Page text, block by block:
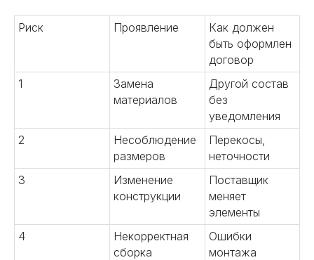
Риск Проявление
Как должен
быть оформлен
договор
1
Замена
материалов
Другой состав
без
уведомления
2
Несоблюдение
размеров
Перекосы,
неточности
3
Изменение
конструкции
Поставщик
меняет
элементы
4
Некорректная
сборка
Ошибки
монтажа